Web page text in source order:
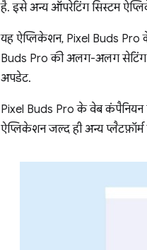
है. इसे अन्य ऑपरेटिंग सिस्टम
यह ऐप्लिकेशन, Pixel Buds Pro
Buds Pro की अलग-अलग सेटिंग
अपडेट.
Pixel Buds Pro के वेब
ऐप्लिकेशन जल्द ही अन्य प्लैटफ़ॉर्म